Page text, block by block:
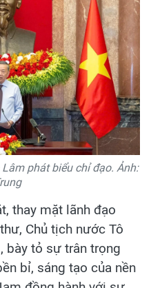
phát biểu chỉ đạo. Ảnh:
thay mặt lãnh đạo
Chủ tịch nước Tô
bày tỏ sự trân trọng
bỉ, sáng tạo của nền